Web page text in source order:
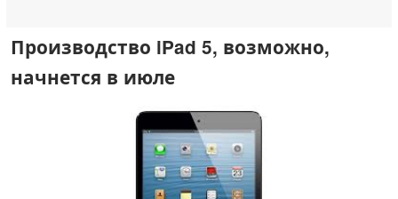
Производство iPad 5, возможно,
начнется в июле